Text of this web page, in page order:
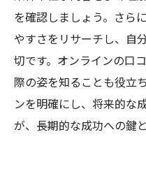
を確認しましょう。さら
やすさをリサーチし、自
切です。オンラインの口
際の姿を知ることも役立
ンを明確にし、将来的な
が、長期的な成功への鍵